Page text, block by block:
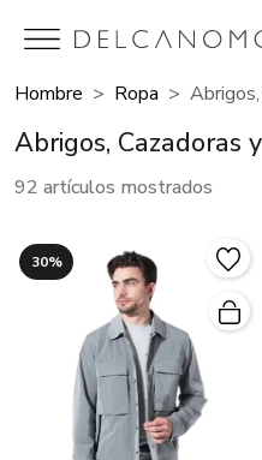
Hombre Ropa
Abrigos, Cazadoras
92 artículos mostrados
30%